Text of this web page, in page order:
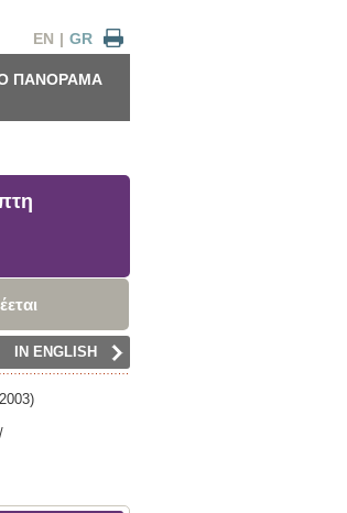
GR
|
EN
ΠΑΝΟΡΑΜΑ
IN ENGLISH